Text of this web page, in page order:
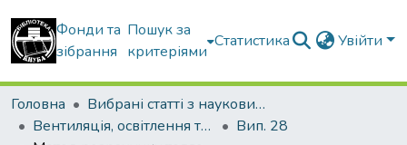
Фонди та
зібрання
Пошук за
критеріями
Статистика Увійти
Головна
Вибрані статті з наукових збірників КНУБА
Вентиляція, освітлення та теплогазопостачання
Вип. 28